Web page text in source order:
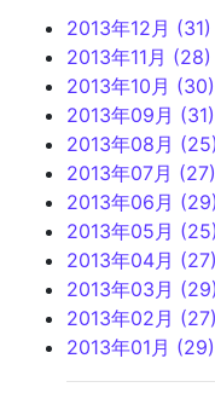
2013年12月 (31)
2013年11月 (28)
2013年10月 (30)
2013年09月 (31)
2013年08月 (25)
2013年07月 (27)
2013年06月 (29)
2013年05月 (25)
2013年04月 (27)
2013年03月 (29)
2013年02月 (27)
2013年01月 (29)